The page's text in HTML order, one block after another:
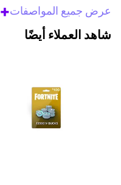
عرض جميع المواصفات+
شاهد العملاء أيضًا